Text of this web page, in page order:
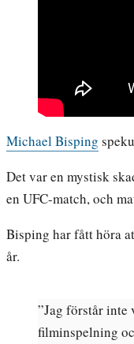
Michael Bisping
Det var en mystisk
en UFC-match, och
Bisping har fått höra
år.
”Jag förstår inte
filminspelning